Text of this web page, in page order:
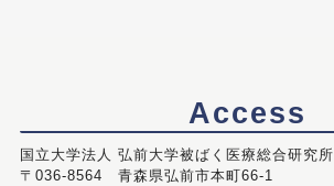
Access
国立大学法人 弘前大学被ばく医療総合研究所
〒036-8564 青森県弘前市本町66-1